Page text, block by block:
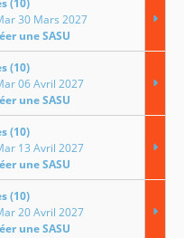
(10)
30 Mars 2027
une SASU
(10)
06 Avril 2027
une SASU
(10)
13 Avril 2027
une SASU
(10)
20 Avril 2027
une SASU